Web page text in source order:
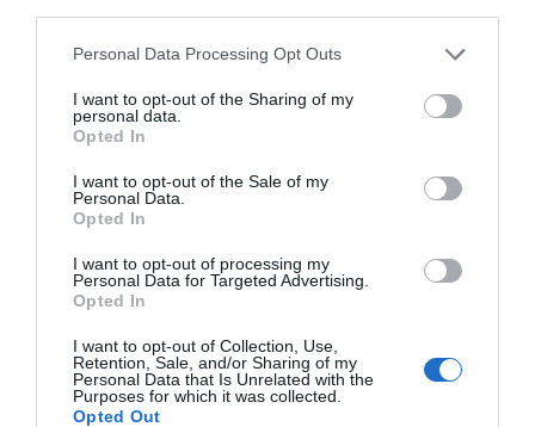
Personal Data Processing Opt Outs
I want to opt-out of the Sharing of my
personal data.
Opted In
I want to opt-out of the Sale of my
Personal Data.
Opted In
I want to opt-out of processing my
Personal Data for Targeted Advertising.
Opted In
I want to opt-out of Collection, Use,
Retention, Sale, and/or Sharing of my
Personal Data that Is Unrelated with the
Purposes for which it was collected.
Opted Out
COVILHÃ
Covilhã e Tortosendo Recebem 1º
Encontro Honda CBR 1100 XX
28 DE MAIO, 2024